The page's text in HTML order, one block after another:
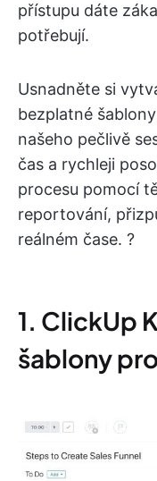
přístupu dáte
potřebují.
Usnadněte si
bezplatné
našeho pečlivě
čas a rychleji
procesu pomocí
reportování,
reálném čase. ?
1. ClickUp
šablony